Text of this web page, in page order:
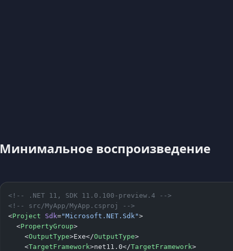
Минимальное воспроизведение
<!-- .NET 11, SDK 11.0.100-preview.4 -->
<!-- src/MyApp/MyApp.csproj -->
<Project Sdk="Microsoft.NET.Sdk">
  <
PropertyGroup>
    <
OutputType>Exe</OutputType>
    <
TargetFramework>net11.0</TargetFramework>